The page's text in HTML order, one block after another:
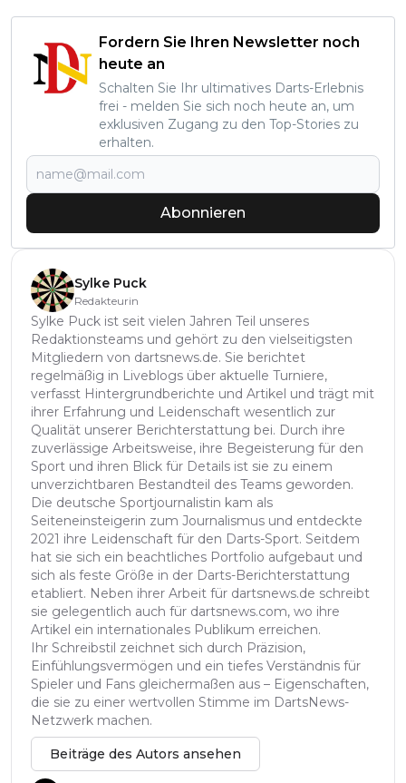
Fordern Sie Ihren Newsletter noch
heute an
Schalten Sie Ihr ultimatives Darts-Erlebnis
frei - melden Sie sich noch heute an, um
exklusiven Zugang zu den Top-Stories zu
erhalten.
Abonnieren
Sylke Puck
Redakteurin
Sylke Puck ist seit vielen Jahren Teil unseres
Redaktionsteams und gehört zu den vielseitigsten
Mitgliedern von dartsnews.de. Sie berichtet
regelmäßig in Liveblogs über aktuelle Turniere,
verfasst Hintergrundberichte und Artikel und trägt mit
ihrer Erfahrung und Leidenschaft wesentlich zur
Qualität unserer Berichterstattung bei. Durch ihre
zuverlässige Arbeitsweise, ihre Begeisterung für den
Sport und ihren Blick für Details ist sie zu einem
unverzichtbaren Bestandteil des Teams geworden.
Die deutsche Sportjournalistin kam als
Seiteneinsteigerin zum Journalismus und entdeckte
2021 ihre Leidenschaft für den Darts-Sport. Seitdem
hat sie sich ein beachtliches Portfolio aufgebaut und
sich als feste Größe in der Darts-Berichterstattung
etabliert. Neben ihrer Arbeit für dartsnews.de schreibt
sie gelegentlich auch für dartsnews.com, wo ihre
Artikel ein internationales Publikum erreichen.
Ihr Schreibstil zeichnet sich durch Präzision,
Einfühlungsvermögen und ein tiefes Verständnis für
Spieler und Fans gleichermaßen aus – Eigenschaften,
die sie zu einer wertvollen Stimme im DartsNews-
Netzwerk machen.
Beiträge des Autors ansehen